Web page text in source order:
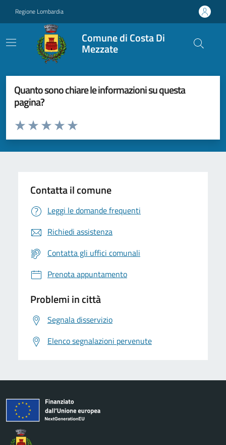
Regione Lombardia
Comune di Costa Di
Mezzate
Quanto sono chiare le informazioni su questa
pagina?
Valuta da 1 a 5 stelle la pagina
Valuta 5 stelle su 5
Valuta 4 stelle su 5
Valuta 3 stelle su 5
Valuta 2 stelle su 5
Valuta 1 stelle su 5
Contatta il comune
Leggi le domande frequenti
Richiedi assistenza
Contatta gli uffici comunali
Prenota appuntamento
Problemi in città
Segnala disservizio
Elenco segnalazioni pervenute